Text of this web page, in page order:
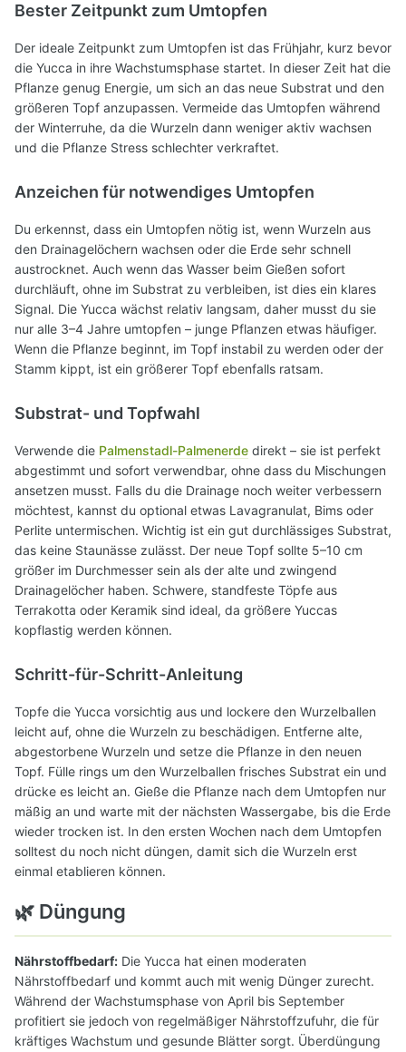
Bester Zeitpunkt zum Umtopfen
Der ideale Zeitpunkt zum Umtopfen ist das Frühjahr, kurz bevor
die Yucca in ihre Wachstumsphase startet. In dieser Zeit hat die
Pflanze genug Energie, um sich an das neue Substrat und den
größeren Topf anzupassen. Vermeide das Umtopfen während
der Winterruhe, da die Wurzeln dann weniger aktiv wachsen
und die Pflanze Stress schlechter verkraftet.
Anzeichen für notwendiges Umtopfen
Du erkennst, dass ein Umtopfen nötig ist, wenn Wurzeln aus
den Drainagelöchern wachsen oder die Erde sehr schnell
austrocknet. Auch wenn das Wasser beim Gießen sofort
durchläuft, ohne im Substrat zu verbleiben, ist dies ein klares
Signal. Die Yucca wächst relativ langsam, daher musst du sie
nur alle 3–4 Jahre umtopfen – junge Pflanzen etwas häufiger.
Wenn die Pflanze beginnt, im Topf instabil zu werden oder der
Stamm kippt, ist ein größerer Topf ebenfalls ratsam.
Substrat- und Topfwahl
Verwende die Palmenstadl-Palmenerde direkt – sie ist perfekt
abgestimmt und sofort verwendbar, ohne dass du Mischungen
ansetzen musst. Falls du die Drainage noch weiter verbessern
möchtest, kannst du optional etwas Lavagranulat, Bims oder
Perlite untermischen. Wichtig ist ein gut durchlässiges Substrat,
das keine Staunässe zulässt. Der neue Topf sollte 5–10 cm
größer im Durchmesser sein als der alte und zwingend
Drainagelöcher haben. Schwere, standfeste Töpfe aus
Terrakotta oder Keramik sind ideal, da größere Yuccas
kopflastig werden können.
Schritt-für-Schritt-Anleitung
Topfe die Yucca vorsichtig aus und lockere den Wurzelballen
leicht auf, ohne die Wurzeln zu beschädigen. Entferne alte,
abgestorbene Wurzeln und setze die Pflanze in den neuen
Topf. Fülle rings um den Wurzelballen frisches Substrat ein und
drücke es leicht an. Gieße die Pflanze nach dem Umtopfen nur
mäßig an und warte mit der nächsten Wassergabe, bis die Erde
wieder trocken ist. In den ersten Wochen nach dem Umtopfen
solltest du noch nicht düngen, damit sich die Wurzeln erst
einmal etablieren können.
🌿 Düngung
Nährstoffbedarf: Die Yucca hat einen moderaten
Nährstoffbedarf und kommt auch mit wenig Dünger zurecht.
Während der Wachstumsphase von April bis September
profitiert sie jedoch von regelmäßiger Nährstoffzufuhr, die für
kräftiges Wachstum und gesunde Blätter sorgt. Überdüngung